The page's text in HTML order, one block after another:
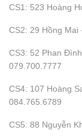
CS1: 523 Hoàng
CS2: 29 Hồng Mai
CS3: 52 Phan
079.700.7777
CS4: 107 Hoàng
084.765.6789
CS5: 88 Nguyễn